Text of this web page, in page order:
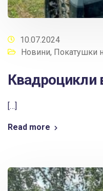
10.07.2024
Новини, Покатушки
Квадроцикли
[…]
Read more